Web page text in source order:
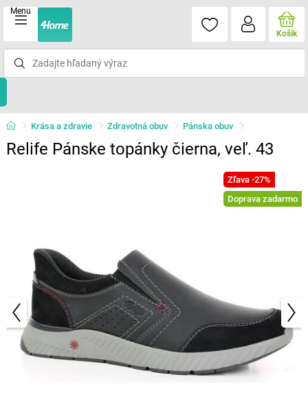
Menu
Košík
Krása a zdravie Zdravotná obuv Pánska obuv
Relife Pánske topánky čierna, veľ. 43
Zľava -27%
Doprava zadarmo